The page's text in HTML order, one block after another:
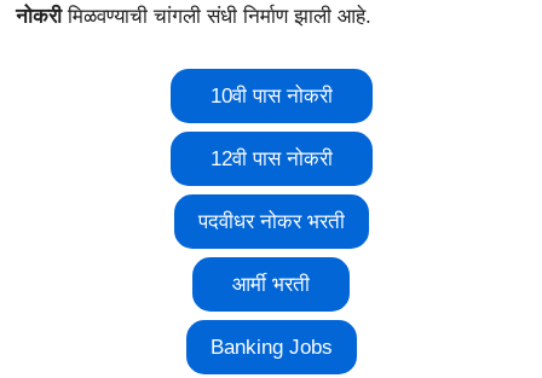
नोकरीमिळवण्याची चांगली संधी निर्माण झाली आहे.
10वी पास नोकरी
12वी पास नोकरी
पदवीधर नोकर भरती
आर्मी भरती
Banking Jobs